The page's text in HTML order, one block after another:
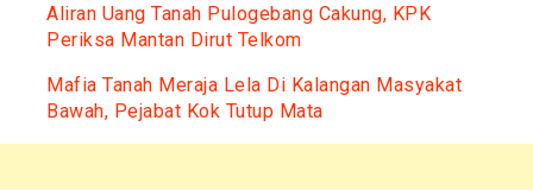
Aliran Uang Tanah Pulogebang Cakung, KPK
Periksa Mantan Dirut Telkom
Mafia Tanah Meraja Lela Di Kalangan Masyakat
Bawah, Pejabat Kok Tutup Mata